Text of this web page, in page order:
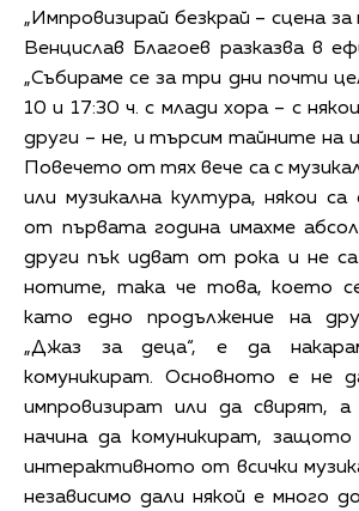
„Импровизирай безкрай – сцена
Венцислав Благоев разказва в
„Събираме се за три дни почти
10 и 17:30 ч. с млади хора – с
други – не, и търсим тайните на
Повечето от тях вече са с
или музикална култура, някои
от първата година имахме
други пък идват от рока и не са
нотите, така че това, което
като едно продължение на
„Джаз за деца“, е да
комуникират. Основното е не
импровизират или да свирят,
начина да комуникират,
интерактивното от всички
независимо дали някой е много